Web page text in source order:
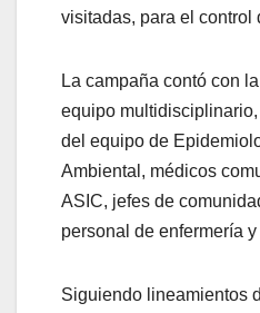
visitadas, para el control
La campaña contó con
equipo
del equipo de
Ambiental, médicos
ASIC, jefes de
personal de enfermería
Siguiendo lineamientos